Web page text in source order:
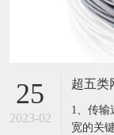
25
2023-02
超五类
1、传输
宽的关